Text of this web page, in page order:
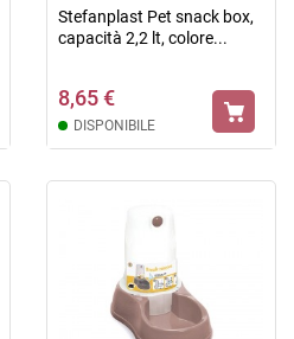
Stefanplast Pet snack box,
capacità 2,2 lt, colore...
8,65 €
DISPONIBILE